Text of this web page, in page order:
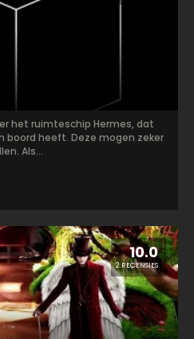
10.0
2 RECENSIES
het ruimteschip Hermes, dat
boord heeft. Deze mogen zeker
Als...